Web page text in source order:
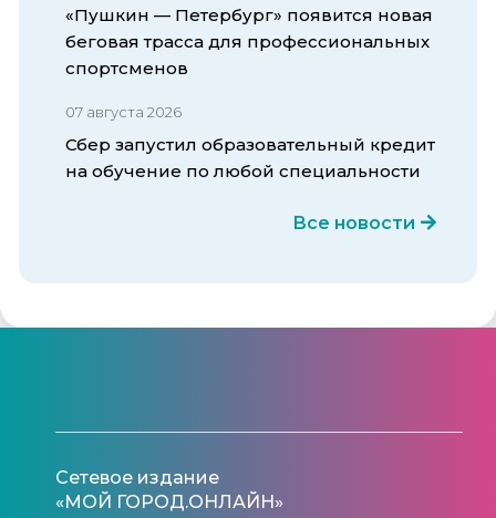
«Пушкин — Петербург» появится новая
беговая трасса для профессиональных
спортсменов
07 августа 2026
Сбер запустил образовательный кредит
на обучение по любой специальности
Все новости
Сетевое издание
«МОЙ ГОРОД.ОНЛАЙН»